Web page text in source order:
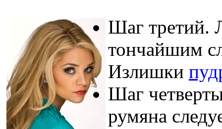
Шаг третий.
тончайшим
Излишки
Шаг
румяна